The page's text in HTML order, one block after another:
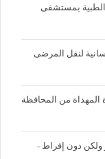
الطبية بمستشفى
لنقل المرضى
المهداة من المحافظة
ولكن دون إفراط -